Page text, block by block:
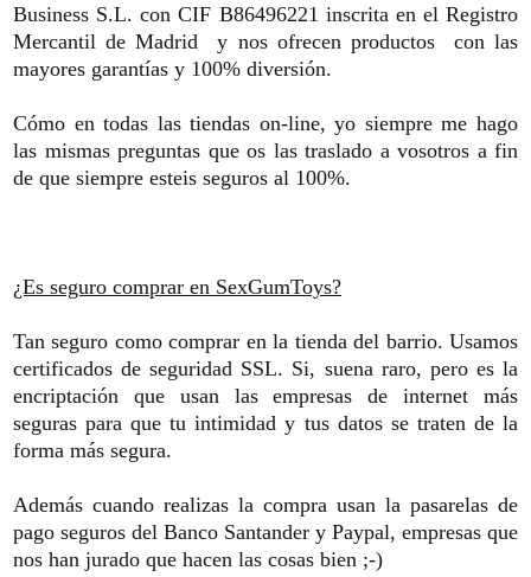
Business S.L. con CIF B86496221 inscrita en el Registro
Mercantil de Madrid y nos ofrecen productos con las
mayores garantías y 100% diversión.
Cómo en todas las tiendas on-line, yo siempre me hago
las mismas preguntas que os las traslado a vosotros a fin
de que siempre esteis seguros al 100%.
¿Es seguro comprar en SexGumToys?
Tan seguro como comprar en la tienda del barrio. Usamos
certificados de seguridad SSL. Si, suena raro, pero es la
encriptación que usan las empresas de internet más
seguras para que tu intimidad y tus datos se traten de la
forma más segura.
Además cuando realizas la compra usan la pasarelas de
pago seguros del Banco Santander y Paypal, empresas que
nos han jurado que hacen las cosas bien ;-)